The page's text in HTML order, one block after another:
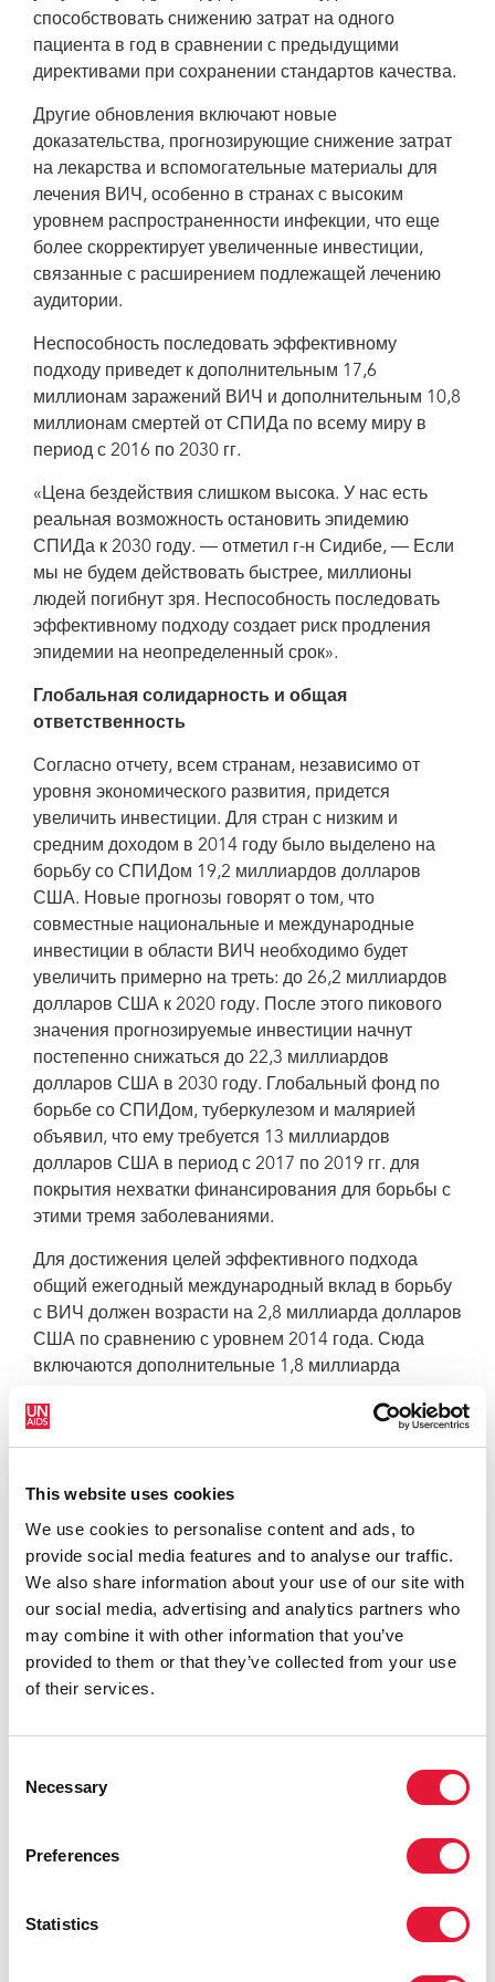
This website uses cookies
We use cookies to personalise content and ads, to
provide social media features and to analyse our traffic.
We also share information about your use of our site with
our social media, advertising and analytics partners who
may combine it with other information that you’ve
provided to them or that they’ve collected from your use
of their services.
Selection
Necessary
Preferences
Statistics
способствовать снижению затрат на одного
пациента в год в сравнении с предыдущими
директивами при сохранении стандартов качества.
Другие обновления включают новые
доказательства, прогнозирующие снижение затрат
на лекарства и вспомогательные материалы для
лечения ВИЧ, особенно в странах с высоким
уровнем распространенности инфекции, что еще
более скорректирует увеличенные инвестиции,
связанные с расширением подлежащей лечению
аудитории.
Неспособность последовать эффективному
подходу приведет к дополнительным 17,6
миллионам заражений ВИЧ и дополнительным 10,8
миллионам смертей от СПИДа по всему миру в
период с 2016 по 2030 гг.
«Цена бездействия слишком высока. У нас есть
реальная возможность остановить эпидемию
СПИДа к 2030 году. — отметил г-н Сидибе, — Если
мы не будем действовать быстрее, миллионы
людей погибнут зря. Неспособность последовать
эффективному подходу создает риск продления
эпидемии на неопределенный срок».
Глобальная солидарность и общая
ответственность
Согласно отчету, всем странам, независимо от
уровня экономического развития, придется
увеличить инвестиции. Для стран с низким и
средним доходом в 2014 году было выделено на
борьбу со СПИДом 19,2 миллиардов долларов
США. Новые прогнозы говорят о том, что
совместные национальные и международные
инвестиции в области ВИЧ необходимо будет
увеличить примерно на треть: до 26,2 миллиардов
долларов США к 2020 году. После этого пикового
значения прогнозируемые инвестиции начнут
постепенно снижаться до 22,3 миллиардов
долларов США в 2030 году. Глобальный фонд по
борьбе со СПИДом, туберкулезом и малярией
объявил, что ему требуется 13 миллиардов
долларов США в период с 2017 по 2019 гг. для
покрытия нехватки финансирования для борьбы с
этими тремя заболеваниями.
Для достижения целей эффективного подхода
общий ежегодный международный вклад в борьбу
с ВИЧ должен возрасти на 2,8 миллиарда долларов
США по сравнению с уровнем 2014 года. Сюда
включаются дополнительные 1,8 миллиарда
дополнительные 1,9 миллиарда долларов для
стран с низким и средним доходом, тогда как
высоким доходом снижается. Оставшиеся
ежегодные международные инвестиции в странах
со средним и высоким доходом в размере 0,5
миллиарда долларов США в 2020 году требуются
для стран, где ВИЧ особенно распространен, и
ожидаются проблемы, связанные с переходом на
самообеспечение и оказанием помощи ключевым
группам населения.
включает результаты анализа фискального
пространства стран, воплощающих эффективный
подход по борьбе со СПИДом. Согласно анализу,
наибольшего потенциального увеличения будущего
достичь путем увеличения национальных бюджетов
в области здравоохранения с выделением средств